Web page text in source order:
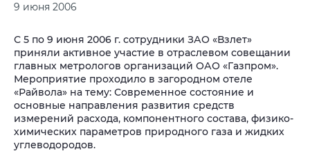
9 июня 2006
С 5 по 9 июня 2006 г. сотрудники ЗАО «Взлет»
приняли активное участие в отраслевом совещании
главных метрологов организаций ОАО «Газпром».
Мероприятие проходило в загородном отеле
«Райвола» на тему: Современное состояние и
основные направления развития средств
измерений расхода, компонентного состава, физико-
химических параметров природного газа и жидких
углеводородов.